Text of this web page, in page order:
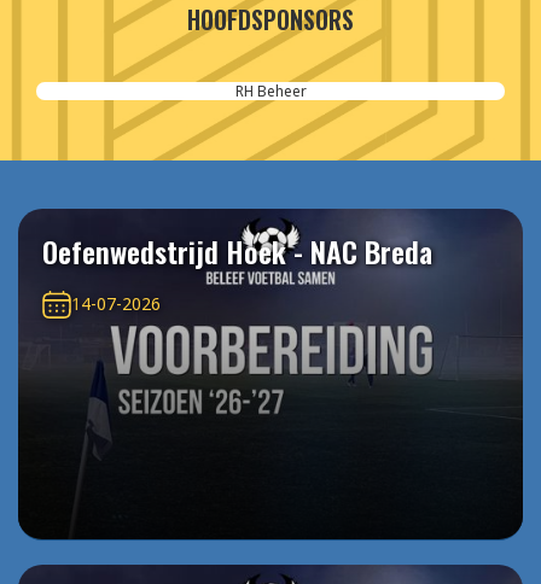
HOOFDSPONSORS
RH Beheer
Oefenwedstrijd Hoek - NAC Breda
14-07-2026